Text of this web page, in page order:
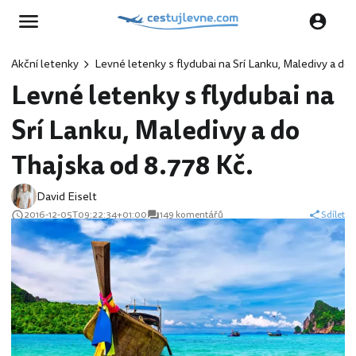
Akční letenky Levné letenky s flydubai na Srí Lanku, Maledivy a do
Levné letenky s flydubai na
Srí Lanku, Maledivy a do
Thajska od 8.778 Kč.
David Eiselt
2016-12-05T09:22:34+01:00 149 komentářů Sdílet